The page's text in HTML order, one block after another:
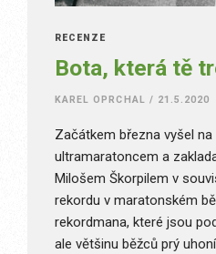
RECENZE
Bota, která tě
KAREL OPRCHAL / 21.5.2020
Začátkem března vyšel
ultramaratoncem a
Milošem Škorpilem v
rekordu v maratonském
rekordmana, které jsou
ale většinu běžců prý